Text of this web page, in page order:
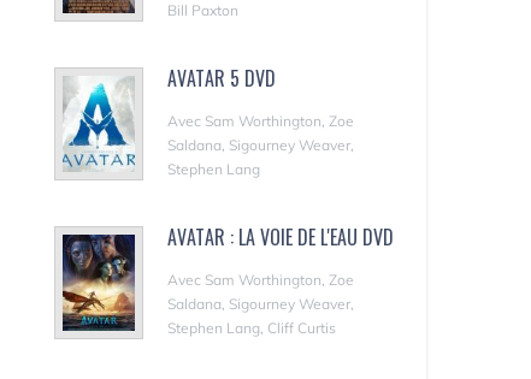
Bill Paxton
AVATAR 5 DVD
Avec Sam Worthington, Zoe
Saldana, Sigourney Weaver,
Stephen Lang
AVATAR : LA VOIE DE L'EAU DVD
Avec Sam Worthington, Zoe
Saldana, Sigourney Weaver,
Stephen Lang, Cliff Curtis